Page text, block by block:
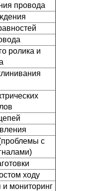
провода
ролика и
с
ходу
и мониторинг